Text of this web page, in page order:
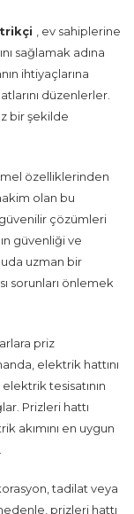
, ev sahiplerine
sağlamak adına
ihtiyaçlarına
düzenlerler.
bir şekilde
özelliklerinden
olan bu
çözümleri
güvenliği ve
uzman bir
sorunları önlemek
priz
elektrik hattını
tesisatının
Prizleri hattı
akımını en uygun
tadilat veya
prizleri hattı